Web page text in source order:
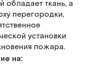
обладает ткань, а
перегородки,
установки
пожара.
на: